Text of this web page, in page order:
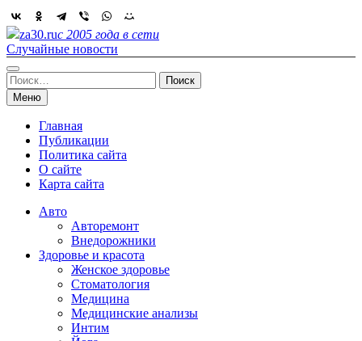
Skip
to
content
za30.ruс 2005 года в сети
Случайные новости
Найти:
Меню
Главная
Публикации
Политика сайта
О сайте
Карта сайта
Авто
Авторемонт
Внедорожники
Здоровье и красота
Женское здоровье
Стоматология
Медицина
Медицинские анализы
Интим